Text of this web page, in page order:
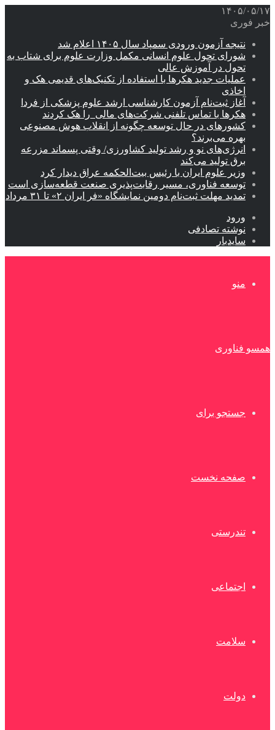
۱۴۰۵/۰۵/۱۷
خبر فوری
نتیجه آزمون ورودی سمپاد سال ۱۴۰۵ اعلام شد
شورای تحول علوم انسانی مکمل وزارت علوم برای شتاب به
تحول در آموزش عالی
عملیات جدید هکرها با استفاده از تکنیک‌های قدیمی هک و
اخاذی
آغاز ثبت‌نام‌ آزمون کارشناسی ارشد علوم پزشکی از فردا
هکرها با تماس تلفنی شرکت‌های مالی را هک کردند
کشورهای در حال توسعه چگونه از انقلاب هوش مصنوعی
بهره می‌برند؟
انرژی‌های نو و رشد تولید کشاورزی/ وقتی پسماند مزرعه‌
برق تولید می‌کند
وزیر علوم ایران با رئیس بیت‌الحکمه عراق دیدار کرد
توسعه فناوری، مسیر رقابت‌پذیری صنعت قطعه‌سازی است
تمدید مهلت ثبت‌نام دومین نمایشگاه «فر ایران ۲» تا ۳۱ مرداد
ورود
نوشته تصادفی
سایدبار
منو
همسو فناوری
جستجو برای
صفحه نخست
تندرستی
اجتماعی
سلامت
دولت